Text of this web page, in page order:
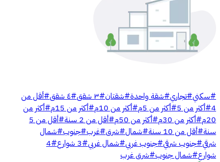
#سكني#تجاري#شقة واحدة#شقتان#٣ شقق #٤ شقق #أقل من
4
#أكثر من 5 #أكثر من 5م #أكثر من 10م #أكثر من 15م #أكثر من
20م #أكثر من 30م #أكثر من 50م #أقل من 2 سنة #
أقل من 5
سنة#أقل من 10 سنة #شمال#شرق#غرب#جنوب#شمال
شرقي#جنوب شرقي#جنوب غربي#شمال غربي#3 شوارع #
4
شوارع#شمال جنوب#شرق غرب